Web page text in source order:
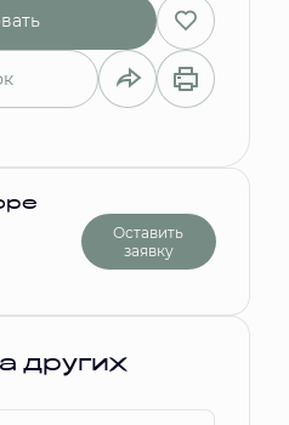
Оставить
заявку
других